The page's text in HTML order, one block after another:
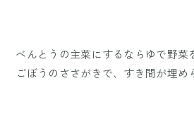
べんとうの主菜にするならゆで野菜
ごぼうのささがきで、すき間が埋め